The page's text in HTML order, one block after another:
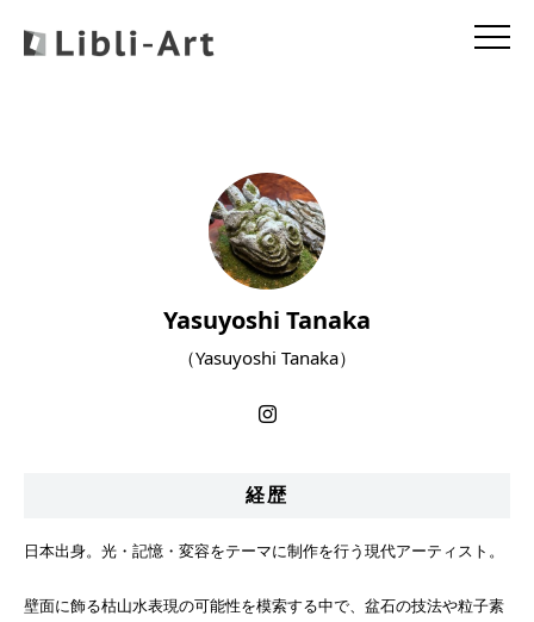
Yasuyoshi Tanaka
（Yasuyoshi Tanaka）
経歴
日本出身。光・記憶・変容をテーマに制作を行う現代アーティスト。
壁面に飾る枯山水表現の可能性を模索する中で、盆石の技法や粒子素